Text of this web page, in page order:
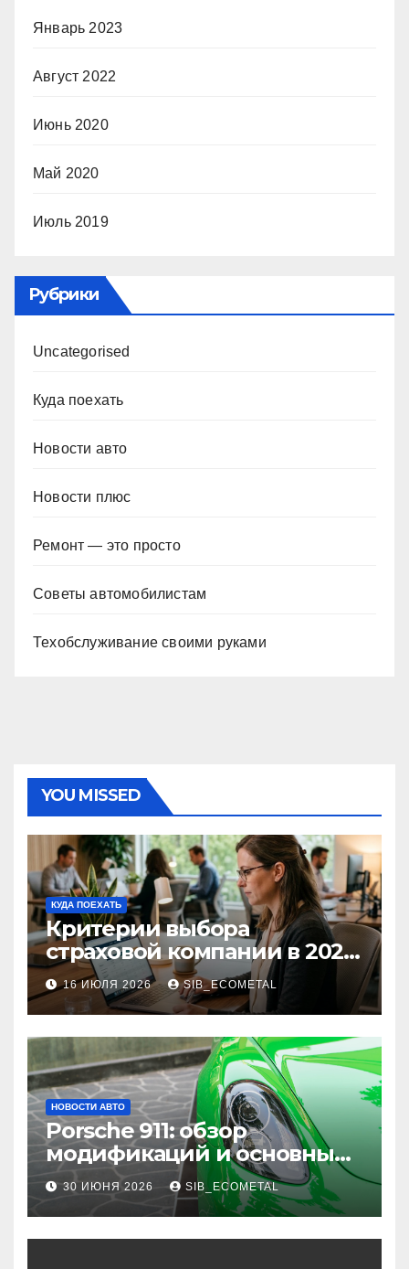
Январь 2023
Август 2022
Июнь 2020
Май 2020
Июль 2019
Рубрики
Uncategorised
Куда поехать
Новости авто
Новости плюс
Ремонт — это просто
Советы автомобилистам
Техобслуживание своими руками
YOU MISSED
КУДА ПОЕХАТЬ
Критерии выбора
страховой компании в 2026
году: надежность и
реальные отзывы о
выплатах
16 ИЮЛЯ 2026 SIB_ECOMETAL
НОВОСТИ АВТО
Porsche 911: обзор
модификаций и основные
характеристики
30 ИЮНЯ 2026 SIB_ECOMETAL